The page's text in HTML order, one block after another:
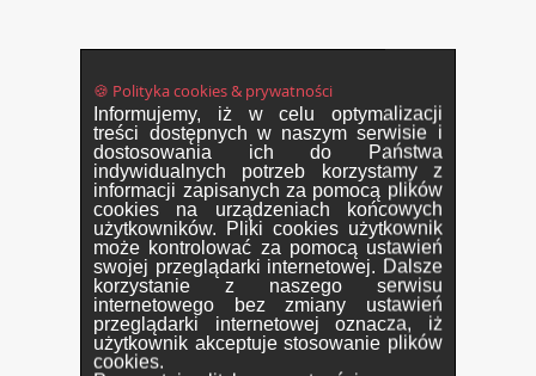
🍪 Polityka cookies & prywatności
Informujemy, iż w celu optymalizacji
treści dostępnych w naszym serwisie i
dostosowania ich do Państwa
indywidualnych potrzeb korzystamy z
informacji zapisanych za pomocą plików
cookies na urządzeniach końcowych
użytkowników. Pliki cookies użytkownik
może kontrolować za pomocą ustawień
swojej przeglądarki internetowej. Dalsze
korzystanie z naszego serwisu
internetowego bez zmiany ustawień
przeglądarki internetowej oznacza, iż
użytkownik akceptuje stosowanie plików
cookies.